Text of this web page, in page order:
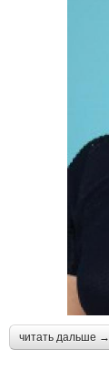
читать дальше →